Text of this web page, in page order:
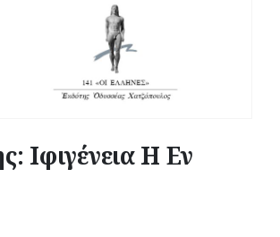
Ιφιγένεια Η Εν